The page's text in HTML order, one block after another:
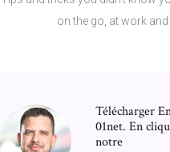
on the go, at work
Télécharger
01net. En
notre